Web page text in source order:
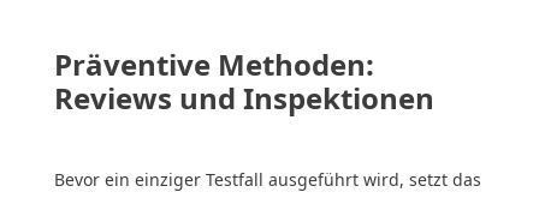
Präventive Methoden:
Reviews und Inspektionen
Bevor ein einziger Testfall ausgeführt wird, setzt das